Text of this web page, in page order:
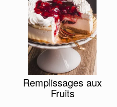
Remplissages aux
Fruits